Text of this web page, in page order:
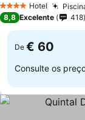
4 EstrelasHotel
8,8 Excelente 418
De € 60
Consulte os